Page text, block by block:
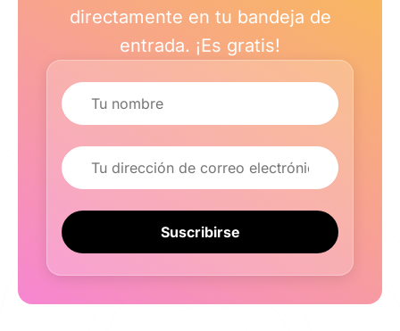
directamente en tu bandeja de
entrada. ¡Es gratis!
Nombre
Correo electrónico
Suscribirse